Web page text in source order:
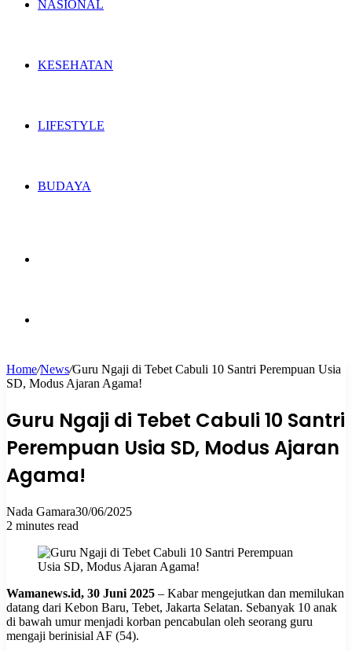
NASIONAL
KESEHATAN
LIFESTYLE
BUDAYA
for
Home/News/Guru Ngaji di Tebet Cabuli 10 Santri Perempuan Usia
SD, Modus Ajaran Agama!
Guru Ngaji di Tebet Cabuli 10 Santri
Perempuan Usia SD, Modus Ajaran
Agama!
Nada Gamara30/06/2025
2 minutes read
Wamanews.id, 30 Juni 2025 – Kabar mengejutkan dan memilukan
datang dari Kebon Baru, Tebet, Jakarta Selatan. Sebanyak 10 anak
di bawah umur menjadi korban pencabulan oleh seorang guru
mengaji berinisial AF (54).